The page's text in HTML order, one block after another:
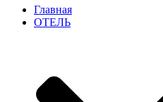
Главная
ОТЕЛЬ